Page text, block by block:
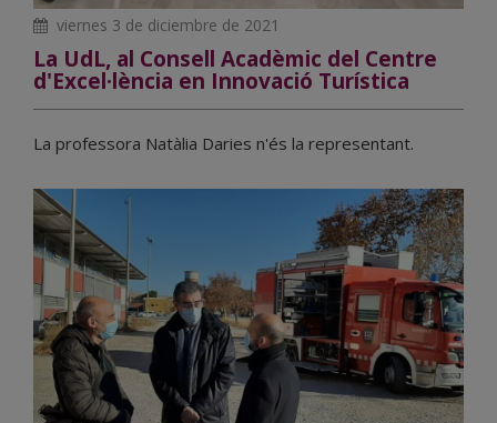
viernes 3 de diciembre de 2021
La UdL, al Consell Acadèmic del Centre
d'Excel·lència en Innovació Turística
La professora Natàlia Daries n'és la representant.